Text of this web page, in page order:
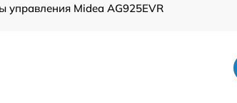
управления Midea AG925EVR